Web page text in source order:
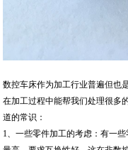
数控车床作为加工行业普遍但也
在加工过程中能帮我们处理很多
道的常识：
1、一些零件加工的考虑：有一